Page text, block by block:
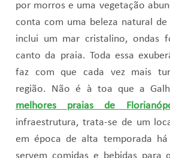
por morros e uma vegetação
conta com uma beleza natural
inclui um mar cristalino, ondas
canto da praia. Toda essa
faz com que cada vez mais
região. Não é à toa que a
melhores praias de
infraestrutura, trata-se de um
em época de alta temporada há